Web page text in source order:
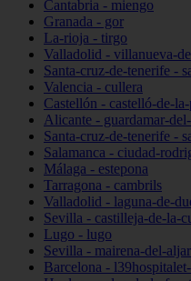
Cantabria - miengo
Granada - gor
La-rioja - tirgo
Valladolid - villanueva-
Santa-cruz-de-tenerife -
Valencia - cullera
Castellón - castelló-de-
Alicante - guardamar-
Santa-cruz-de-tenerife -
Salamanca - ciudad-
Málaga - estepona
Tarragona - cambrils
Valladolid - laguna-de-
Sevilla - castilleja-de-la-
Lugo - lugo
Sevilla - mairena-del-
Barcelona -